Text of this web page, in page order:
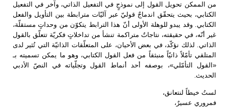
من الممكن تحويل القول إلى نموذجٍ في التفعيل الذاتي، وآخر في التفعيل
الكتابي، بحيث يتحقّق اندماجٌ قوليّ عبر آليّات مترابطة بين التأويل والفعل
الكتابي. وقد يبدو للوهلة الأولى أنّ هذا الترابط يتكوّن من وحداتٍ مستقلّة،
غير أنّه، في حقيقته، نتاجاتٌ متراكمة تنشأ من تداخلاتٍ فكريّة تتعلّق بالقول
الذاتي. لذلك نؤكّد، في بعض الأحيان، على المتعلّقات الذاتيّة التي تُثير لدى
المتلقي تأمّلاً ذاتيّاً منبثقاً من فعل القول الكتابي، وهو ما يمكن تسميته بـ
«القول التأمّلي»، بوصفه أحد أنماط القول وتجلّياته في النصّ الأدبي
الحديث.
لستُ خيطاً لنتعانق،
فمروري عسيرٌ،